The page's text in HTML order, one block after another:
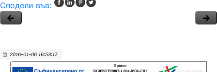
Сподели във:
2016-01-06 16:53:17